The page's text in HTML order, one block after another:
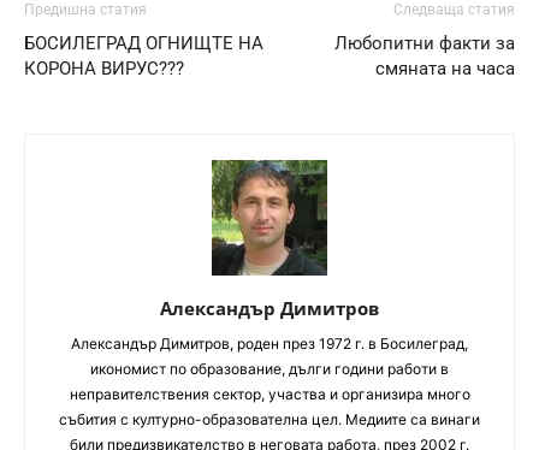
Предишна статия
БОСИЛЕГРАД ОГНИЩТЕ НА
КОРОНА ВИРУС???
Следваща статия
Любопитни факти за
смяната на часа
Александър Димитров
Aлександър Димитров, роден през 1972 г. в Босилеград,
икономист по образование, дълги години работи в
неправителствения сектор, участва и организира много
събития с културно-образователна цел. Медиите са винаги
били предизвикателство в неговата работа, през 2002 г.